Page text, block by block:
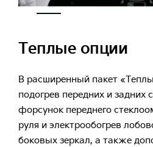
Теплые опции
В расширенный пакет
подогрев передних и задних
форсунок переднего
руля и электрообогрев
боковых зеркал, а также